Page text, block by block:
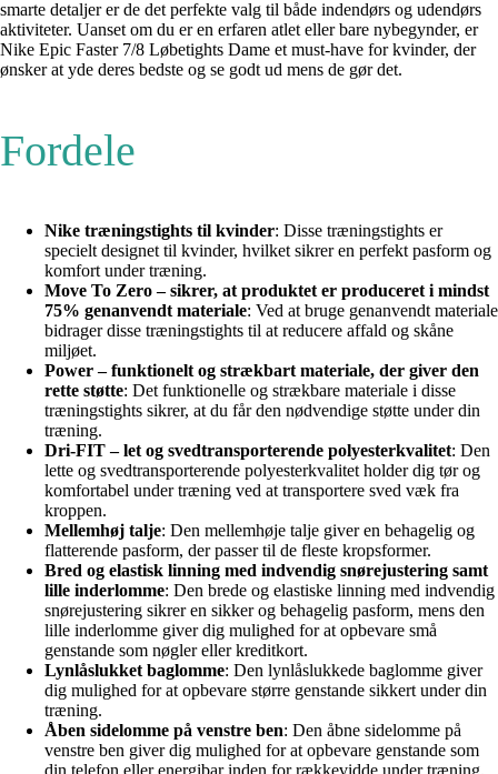
smarte detaljer er de det perfekte valg til både indendørs og udendørs
aktiviteter. Uanset om du er en erfaren atlet eller bare nybegynder, er
Nike Epic Faster 7/8 Løbetights Dame et must-have for kvinder, der
ønsker at yde deres bedste og se godt ud mens de gør det.
Fordele
Nike træningstights til kvinder: Disse træningstights er
specielt designet til kvinder, hvilket sikrer en perfekt pasform og
komfort under træning.
Move To Zero – sikrer, at produktet er produceret i mindst
75% genanvendt materiale: Ved at bruge genanvendt materiale
bidrager disse træningstights til at reducere affald og skåne
miljøet.
Power – funktionelt og strækbart materiale, der giver den
rette støtte: Det funktionelle og strækbare materiale i disse
træningstights sikrer, at du får den nødvendige støtte under din
træning.
Dri-FIT – let og svedtransporterende polyesterkvalitet: Den
lette og svedtransporterende polyesterkvalitet holder dig tør og
komfortabel under træning ved at transportere sved væk fra
kroppen.
Mellemhøj talje: Den mellemhøje talje giver en behagelig og
flatterende pasform, der passer til de fleste kropsformer.
Bred og elastisk linning med indvendig snørejustering samt
lille inderlomme: Den brede og elastiske linning med indvendig
snørejustering sikrer en sikker og behagelig pasform, mens den
lille inderlomme giver dig mulighed for at opbevare små
genstande som nøgler eller kreditkort.
Lynlåslukket baglomme: Den lynlåslukkede baglomme giver
dig mulighed for at opbevare større genstande sikkert under din
træning.
Åben sidelomme på venstre ben: Den åbne sidelomme på
venstre ben giver dig mulighed for at opbevare genstande som